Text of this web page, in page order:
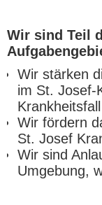
Wir sind Teil
Wir stärken
im St. Josef-
Wir fördern
St. Josef
Wir sind
Umgebung,